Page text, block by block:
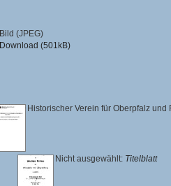
Bild (JPEG)
Download (501kB)
Historischer Verein für Oberpfalz und
Nicht ausgewählt: Titelblatt